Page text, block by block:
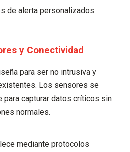
de alerta personalizados
y Conectividad
para ser no intrusiva y
Los sensores se
para capturar datos críticos sin
normales.
mediante protocolos